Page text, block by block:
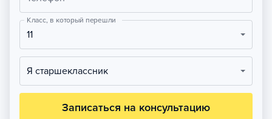
Класс, в который перешли
11
Я старшеклассник
Записаться на консультацию